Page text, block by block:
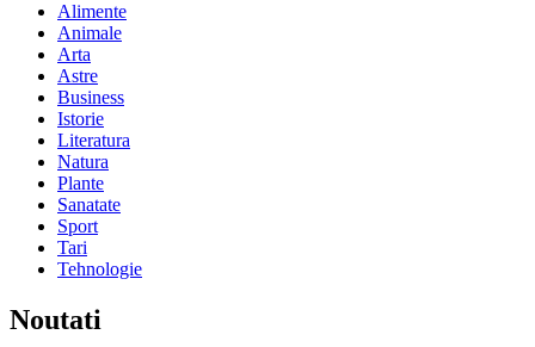
Alimente
Animale
Arta
Astre
Business
Istorie
Literatura
Natura
Plante
Sanatate
Sport
Tari
Tehnologie
Noutati